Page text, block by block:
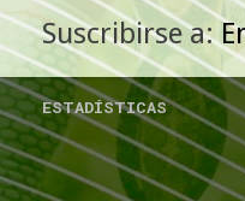
Suscribirse a:
ESTADÍSTICAS